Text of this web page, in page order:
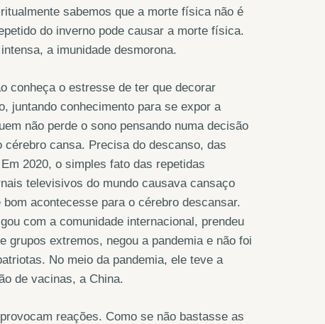
sabemos que a morte física não é
do inverno pode causar a morte física.
a imunidade desmorona.
conheça o estresse de ter que decorar
juntando conhecimento para se expor a
não perde o sono pensando numa decisão
cansa. Precisa do descanso, das
2020, o simples fato das repetidas
televisivos do mundo causava cansaço
acontecesse para o cérebro descansar.
com a comunidade internacional, prendeu
extremos, negou a pandemia e não foi
No meio da pandemia, ele teve a
de vacinas, a China.
reações. Como se não bastasse as